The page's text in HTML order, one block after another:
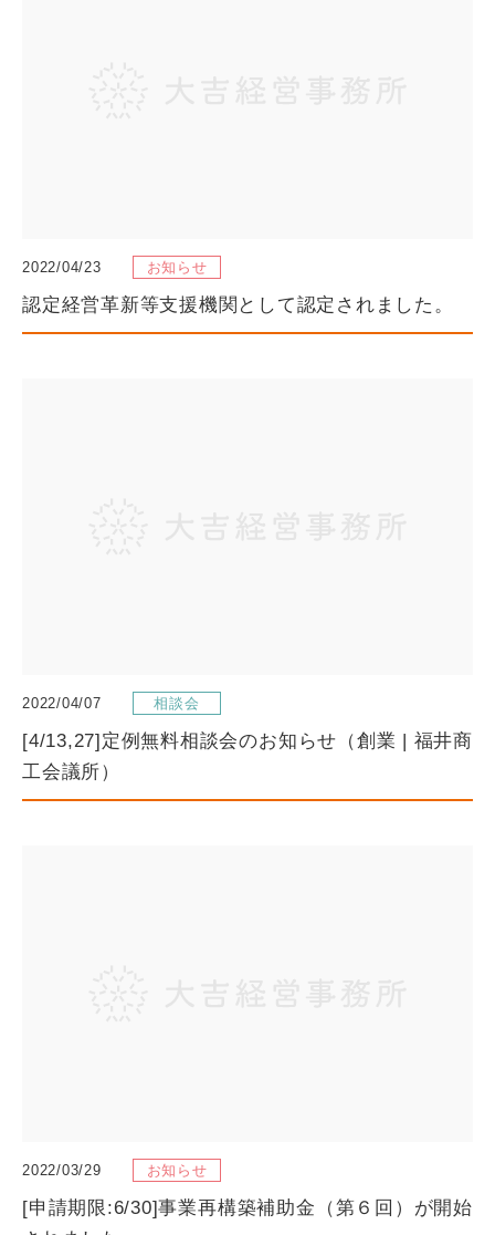
2022/04/23 お知らせ
認定経営革新等支援機関として認定されました。
2022/04/07 相談会
[4/13,27]定例無料相談会のお知らせ（創業 | 福井商
工会議所）
2022/03/29 お知らせ
[申請期限:6/30]事業再構築補助金（第６回）が開始